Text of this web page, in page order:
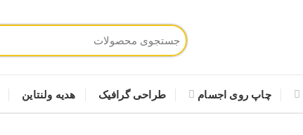
چاپ روی اجسام طراحی گرافیک هدیه ولنتاین